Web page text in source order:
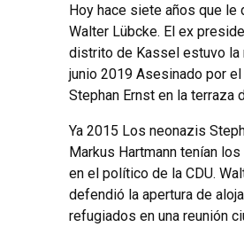
Hoy hace siete años que le
Walter Lübcke. El ex
distrito de Kassel estuvo la
junio 2019 Asesinado por
Stephan Ernst en la terraza
Ya 2015 Los neonazis
Markus Hartmann tenían
en el político de la CDU.
defendió la apertura de
refugiados en una reunión